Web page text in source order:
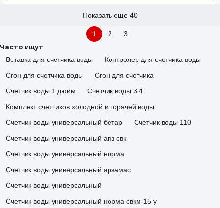
Показать еще 40
1 2 3
Часто ищут
Вставка для счетчика воды
Контролер для счетчика воды
Сгон для счетчика воды
Сгон для счетчика
Счетчик воды 1 дюйм
Счетчик воды 3 4
Комплект счетчиков холодной и горячей воды
Счетчик воды универсальный бетар
Счетчик воды 110
Счетчик воды универсальный апз свк
Счетчик воды универсальный норма
Счетчик воды универсальный арзамас
Счетчик воды универсальный
Счетчик воды универсальный норма свкм-15 у